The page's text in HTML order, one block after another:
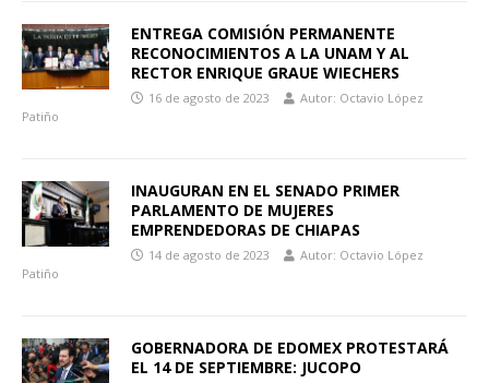
ENTREGA COMISIÓN PERMANENTE
RECONOCIMIENTOS A LA UNAM Y AL
RECTOR ENRIQUE GRAUE WIECHERS
16 de agosto de 2023
Autor: Octavio López
Patiño
INAUGURAN EN EL SENADO PRIMER
PARLAMENTO DE MUJERES
EMPRENDEDORAS DE CHIAPAS
14 de agosto de 2023
Autor: Octavio López
Patiño
GOBERNADORA DE EDOMEX PROTESTARÁ
EL 14 DE SEPTIEMBRE: JUCOPO